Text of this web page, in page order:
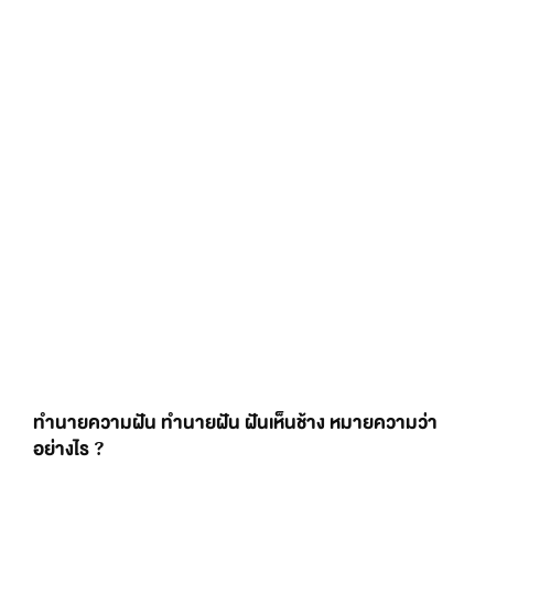
ทำนายความฝัน ทำนายฝัน ฝันเห็นช้าง หมายความว่า
อย่างไร ?